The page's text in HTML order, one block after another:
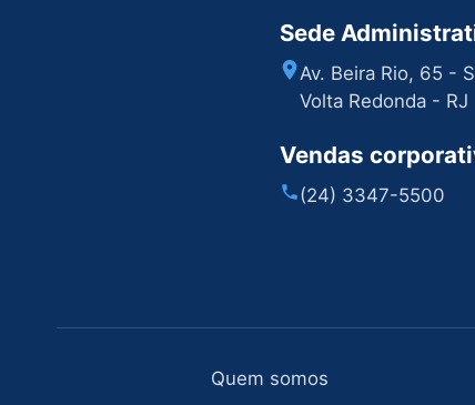
Sede
Av. Beira Rio, 65 -
Volta Redonda - RJ
Vendas
(24) 3347-5500
Quem somos